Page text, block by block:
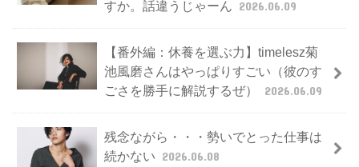
すか。話違うじゃーん 2026.06.09
【番外編：休養を選ぶ力】timelesz菊
池風磨さんはやっぱりすごい（彼のす
ごさを勝手に解説するぜ）
2026.06.09
残念ながら・・・勢いでとった仕事は
続かない 2026.06.08